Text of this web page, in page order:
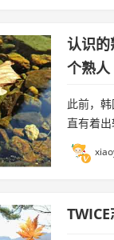
认识
个熟人
此前，
直有着